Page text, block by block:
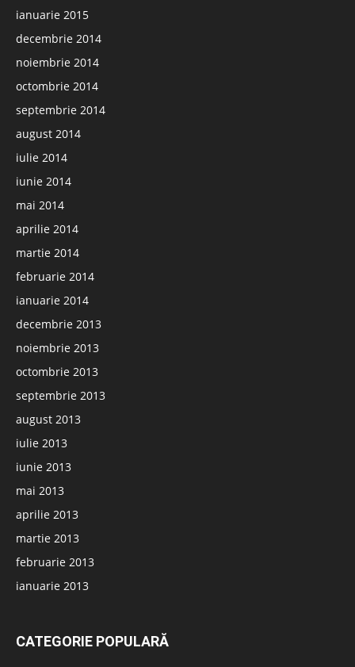
ianuarie 2015
decembrie 2014
noiembrie 2014
octombrie 2014
septembrie 2014
august 2014
iulie 2014
iunie 2014
mai 2014
aprilie 2014
martie 2014
februarie 2014
ianuarie 2014
decembrie 2013
noiembrie 2013
octombrie 2013
septembrie 2013
august 2013
iulie 2013
iunie 2013
mai 2013
aprilie 2013
martie 2013
februarie 2013
ianuarie 2013
CATEGORIE POPULARĂ